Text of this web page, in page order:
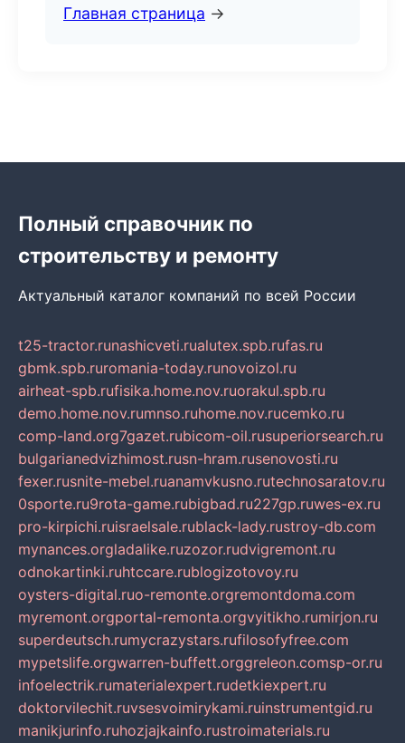
Главная страница →
Полный справочник по
строительству и ремонту
Актуальный каталог компаний по всей России
t25-tractor.runashicveti.rualutex.spb.rufas.ru
gbmk.spb.ruromania-today.runovoizol.ru
airheat-spb.rufisika.home.nov.ruorakul.spb.ru
demo.home.nov.rumnso.ruhome.nov.rucemko.ru
comp-land.org7gazet.rubicom-oil.rusuperiorsearch.ru
bulgarianedvizhimost.rusn-hram.rusenovosti.ru
fexer.rusnite-mebel.ruanamvkusno.rutechnosaratov.ru
0sporte.ru9rota-game.rubigbad.ru227gp.ruwes-ex.ru
pro-kirpichi.ruisraelsale.rublack-lady.rustroy-db.com
mynances.orgladalike.ruzozor.rudvigremont.ru
odnokartinki.ruhtccare.rublogizotovoy.ru
oysters-digital.ruo-remonte.orgremontdoma.com
myremont.orgportal-remonta.orgvyitikho.rumirjon.ru
superdeutsch.rumycrazystars.rufilosofyfree.com
mypetslife.orgwarren-buffett.orggreleon.comsp-or.ru
infoelectrik.rumaterialexpert.rudetkiexpert.ru
doktorvilechit.ruvsesvoimirykami.ruinstrumentgid.ru
manikjurinfo.ruhozjajkainfo.rustroimaterials.ru